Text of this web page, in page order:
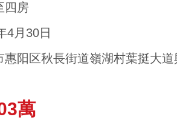
四房
4月30日
惠阳区秋長街道嶺湖村葉挺大
萬